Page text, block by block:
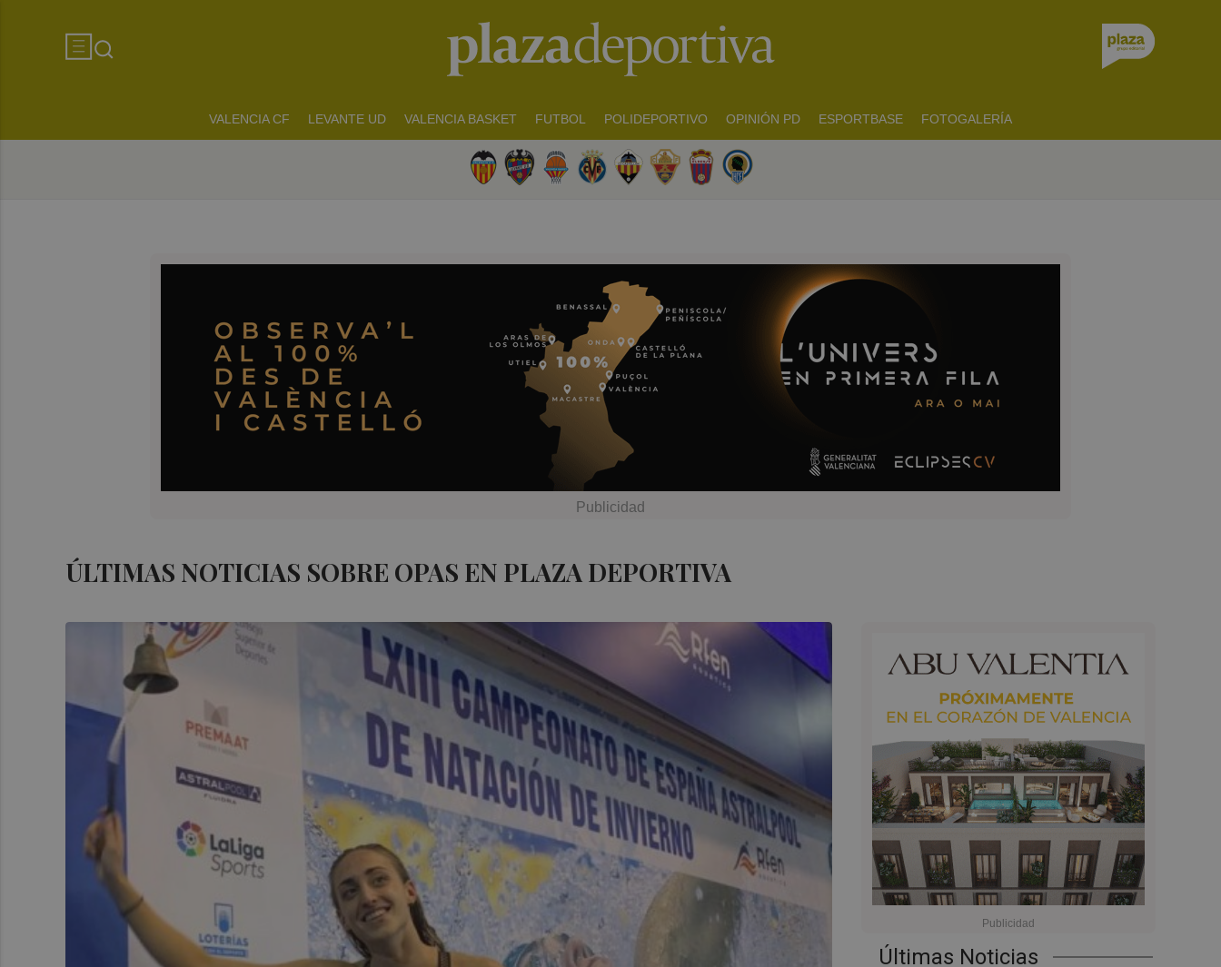
VALENCIA CF LEVANTE UD VALENCIA BASKET FUTBOL POLIDEPORTIVO OPINIÓN PD ESPORTBASE FOTOGALERÍA
ÚLTIMAS NOTICIAS SOBRE OPAS EN PLAZA DEPORTIVA
Últimas Noticias